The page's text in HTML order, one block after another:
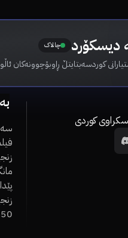
دیسکۆرد چالاک
کوردسەبتایتڵ ڕاوبۆچوونەکان
کوردی
250ـی